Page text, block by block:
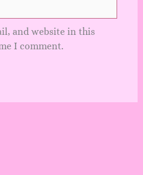
and website in this
I comment.